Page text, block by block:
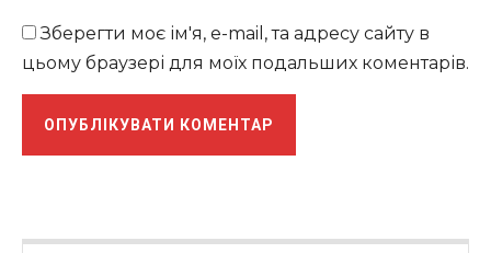
Зберегти моє ім'я, e-mail, та адресу сайту в
цьому браузері для моїх подальших коментарів.